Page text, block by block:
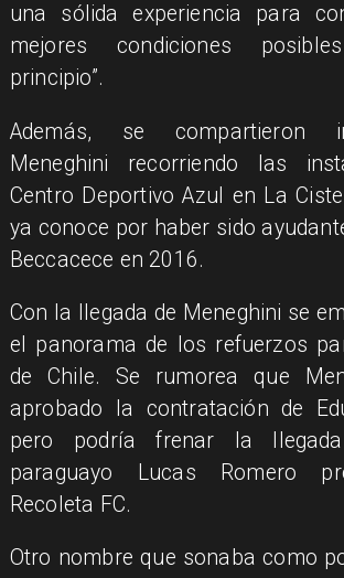
una sólida experiencia para
mejores condiciones
principio”.
Además, se compartieron
Meneghini recorriendo las
Centro Deportivo Azul en La
ya conoce por haber sido
Beccacece en 2016.
Con la llegada de Meneghini se
el panorama de los refuerzos
de Chile. Se rumorea que
aprobado la contratación de
pero podría frenar la
paraguayo Lucas Romero
Recoleta FC.
Otro nombre que sonaba como